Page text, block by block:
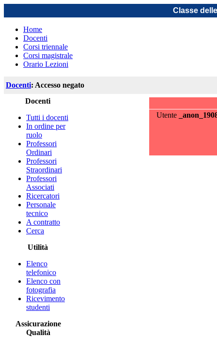
Classe
Home
Docenti
Corsi triennale
Corsi magistrale
Orario Lezioni
Docenti: Accesso negato
Docenti
Tutti i docenti
In ordine per
ruolo
Professori
Ordinari
Professori
Straordinari
Professori
Associati
Ricercatori
Personale
tecnico
A contratto
Cerca
Utilità
Elenco
telefonico
Elenco con
fotografia
Ricevimento
studenti
Assicurazione
Qualità
Utente